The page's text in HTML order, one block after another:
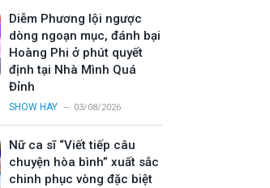
Diễm Phương lội ngược
dòng ngoạn mục, đánh bại
Hoàng Phi ở phút quyết
định tại Nhà Mình Quá
Đỉnh
SHOW HAY 03/08/2026
Nữ ca sĩ “Viết tiếp câu
chuyện hòa bình” xuất sắc
chinh phục vòng đặc biệt